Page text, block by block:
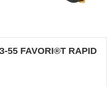
FAVORI®T RAPID